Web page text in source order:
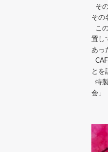
そ
その
こ
置し
あっ
とを
特
会」